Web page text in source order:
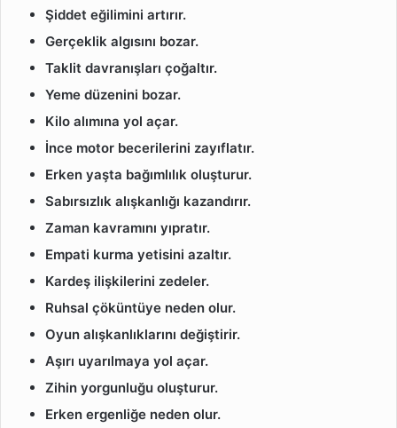
Şiddet eğilimini artırır.
Gerçeklik algısını bozar.
Taklit davranışları çoğaltır.
Yeme düzenini bozar.
Kilo alımına yol açar.
İnce motor becerilerini zayıflatır.
Erken yaşta bağımlılık oluşturur.
Sabırsızlık alışkanlığı kazandırır.
Zaman kavramını yıpratır.
Empati kurma yetisini azaltır.
Kardeş ilişkilerini zedeler.
Ruhsal çöküntüye neden olur.
Oyun alışkanlıklarını değiştirir.
Aşırı uyarılmaya yol açar.
Zihin yorgunluğu oluşturur.
Erken ergenliğe neden olur.